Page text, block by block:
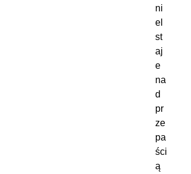
ni
el
st
aj
e
na
d
pr
ze
pa
ści
ą